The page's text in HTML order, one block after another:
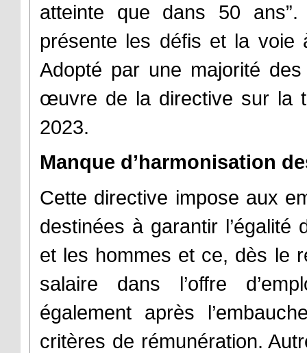
atteinte que dans 50
présente les défis et la voie
Adopté par une majorité
œuvre de la directive sur la
2023.
Manque d’harmonisation
Cette directive impose aux
destinées à garantir
et les hommes et ce, dès le
salaire dans l’offre
également après
critères de rémunération.